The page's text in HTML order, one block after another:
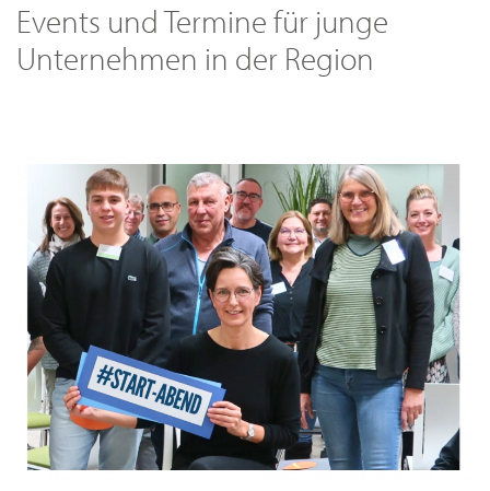
Events und Termine für junge
Unternehmen in der Region